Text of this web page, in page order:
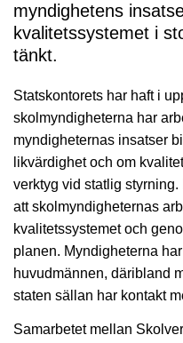
myndighetens
kvalitetssystemet i
tänkt.
Statskontorets har haft i
skolmyndigheterna har
myndigheternas insatser
likvärdighet och om
verktyg vid statlig
att skolmyndigheternas
kvalitetssystemet och
planen. Myndigheterna har
huvudmännen, däribland
staten sällan har kontakt
Samarbetet mellan